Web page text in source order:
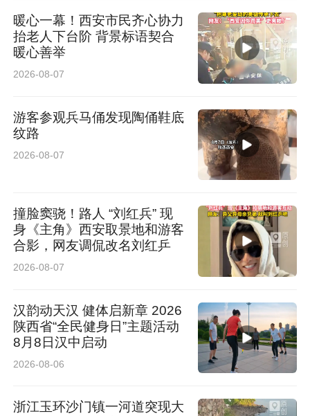
暖心一幕！西安市民齐心协力
抬老人下台阶 背景标语契合
暖心善举
2026-08-07
游客参观兵马俑发现陶俑鞋底
纹路
2026-08-07
撞脸窦骁！路人 “刘红兵” 现
身《主角》西安取景地和游客
合影，网友调侃改名刘红乒
2026-08-07
汉韵动天汉 健体启新章 2026
陕西省“全民健身日”主题活动
8月8日汉中启动
2026-08-06
浙江玉环沙门镇一河道突现大